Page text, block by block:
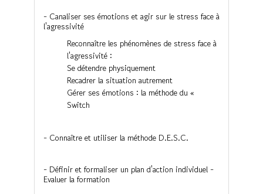
- Canaliser ses émotions et agir sur le stress face à
l'agressivité
Reconnaître les phénomènes de stress face à
l'agressivité :
Se détendre physiquement
Recadrer la situation autrement
Gérer ses émotions : la méthode du «
Switch
- Connaître et utiliser la méthode D.E.S.C.
- Définir et formaliser un plan d'action individuel -
Evaluer la formation